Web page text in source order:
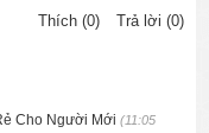
Thích (0)
Trả lời (0)
Cho Người Mới(11:05